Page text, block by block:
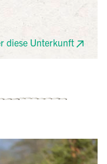
Lake Edward,
Gebirge.
kurzen
sich abends
diese Unterkunft